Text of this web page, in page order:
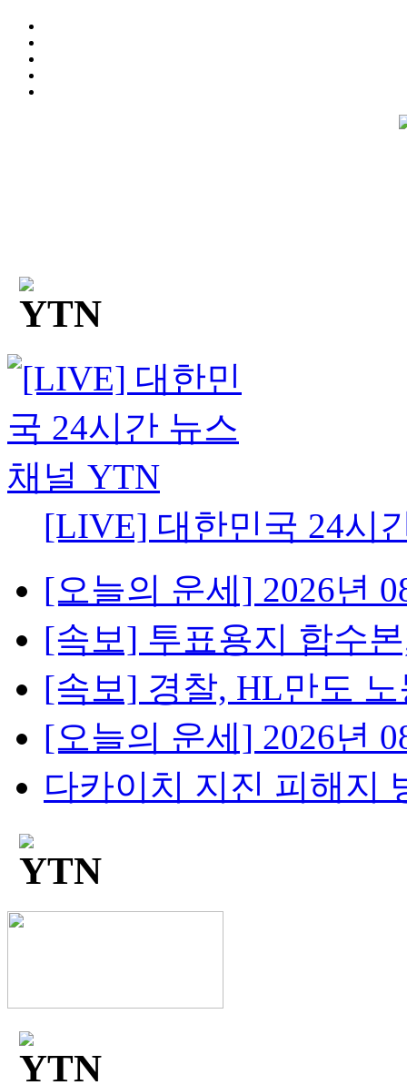
[LIVE] 대한민국 24시
[오늘의 운세] 2026년
[속보] 투표용지 합수
[속보] 경찰, HL만도
[오늘의 운세] 2026년
다카이치 지진 피해지